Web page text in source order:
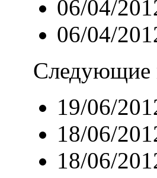
06/04/
06/04/
Следующие
19/06/
18/06/
18/06/